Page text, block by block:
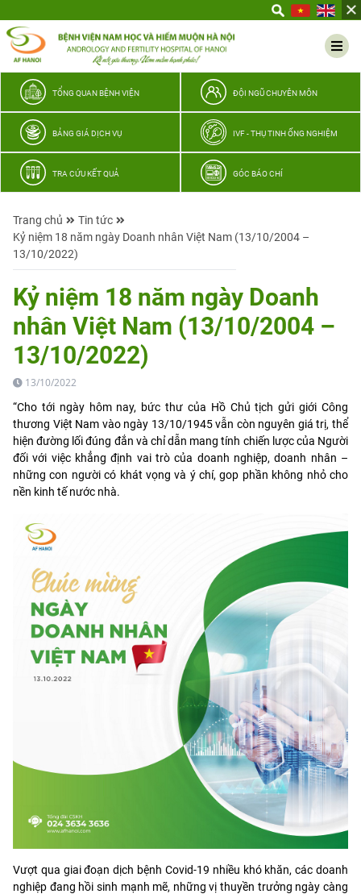
thương
TỔNG QUAN BỆNH VIỆN ĐỘI NGŨ CHUYÊN MÔN
BẢNG GIÁ DỊCH VỤ IVF - THỤ TINH ỐNG NGHIỆM
TRA CỨU KẾT QUẢ GÓC BÁO CHÍ
Trang chủ
Tin tức
Kỷ niệm 18 năm ngày Doanh nhân Việt Nam (13/10/2004 –
13/10/2022)
Kỷ niệm 18 năm ngày Doanh
nhân Việt Nam (13/10/2004 –
13/10/2022)
13/10/2022
“Cho tới ngày hôm nay, bức thư của Hồ Chủ tịch gửi giới Công
thương Việt Nam vào ngày 13/10/1945 vẫn còn nguyên giá trị, thể
hiện đường lối đúng đắn và chỉ dẫn mang tính chiến lược của Người
đối với việc khẳng định vai trò của doanh nghiệp, doanh nhân –
những con người có khát vọng và ý chí, gop phần không nhỏ cho
nền kinh tế nước nhà.
Vượt qua giai đoạn dịch bệnh Covid-19 nhiều khó khăn, các doanh
nghiệp đang hồi sinh mạnh mẽ, những vị thuyền trưởng ngày càng